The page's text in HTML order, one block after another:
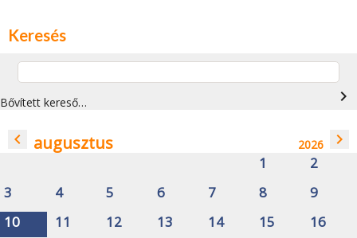
Keresés
Bővített kereső… navigate_next
navigate_before augusztus 2026 navigate_next
1
2
3
4 5 6 7 8
9
10
11 12 13 14 15
16